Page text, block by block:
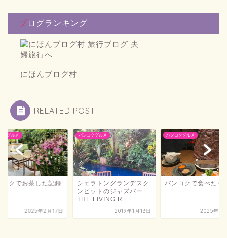
ブログランキング
にほんブログ村
RELATED POST
バンコクグルメ
シェラトングランデスク
ンビットのジャズバー
2019年1月13日
バンコクグルメ
バンコクで食べたもの
2025年2月14日
バンコクグルメ
バンコクで